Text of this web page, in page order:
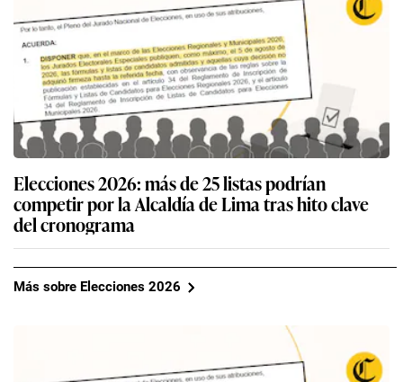
Elecciones 2026: más de 25 listas podrían
competir por la Alcaldía de Lima tras hito clave
del cronograma
Más sobre Elecciones 2026